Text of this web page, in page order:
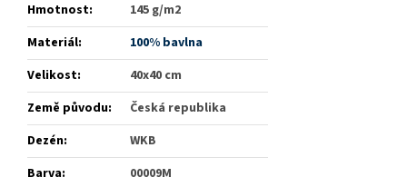
Hmotnost:
145 g/m2
Materiál:
100% bavlna
Velikost:
40x40 cm
Země původu:
Česká republika
Dezén:
WKB
Barva: 00009M